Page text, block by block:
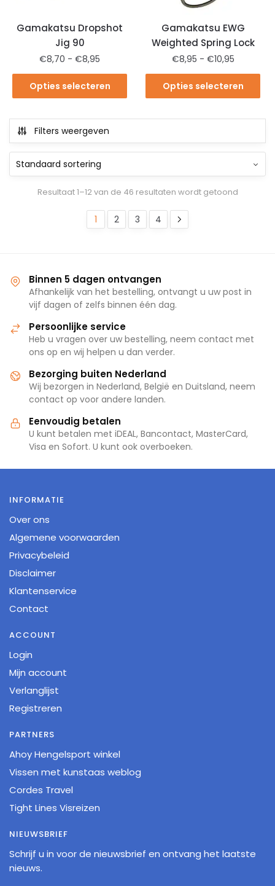
Gamakatsu Dropshot
Jig 90
€8,70 - €8,95
Opties selecteren
Gamakatsu EWG
Weighted Spring Lock
€8,95 - €10,95
Opties selecteren
Filters weergeven
Resultaat 1–12 van de 46 resultaten wordt getoond
1 2 3 4
Binnen 5 dagen ontvangen
Afhankelijk van het bestelling, ontvangt u uw post in
vijf dagen of zelfs binnen één dag.
Persoonlijke service
Heb u vragen over uw bestelling, neem contact met
ons op en wij helpen u dan verder.
Bezorging buiten Nederland
Wij bezorgen in Nederland, België en Duitsland, neem
contact op voor andere landen.
Eenvoudig betalen
U kunt betalen met iDEAL, Bancontact, MasterCard,
Visa en Sofort. U kunt ook overboeken.
INFORMATIE
Over ons
Algemene voorwaarden
Privacybeleid
Disclaimer
Klantenservice
Contact
ACCOUNT
Login
Mijn account
Verlanglijst
Registreren
PARTNERS
Ahoy Hengelsport winkel
Vissen met kunstaas weblog
Cordes Travel
Tight Lines Visreizen
NIEUWSBRIEF
Schrijf u in voor de nieuwsbrief en ontvang het laatste
nieuws.